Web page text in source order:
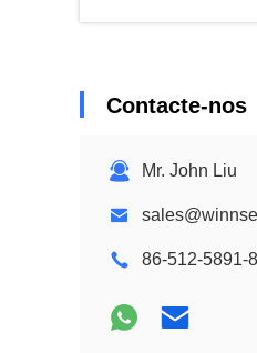
Contacte-nos
Mr. John Liu
86-512-5891-